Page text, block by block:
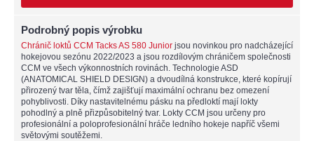
Podrobný popis výrobku
Chránič loktů CCM Tacks AS 580 Junior jsou novinkou pro nadcházející
hokejovou sezónu 2022/2023 a jsou rozdílovým chráničem společnosti
CCM ve všech výkonnostních rovinách. Technologie ASD
(ANATOMICAL SHIELD DESIGN) a dvoudílná konstrukce, které kopírují
přirozený tvar těla, čímž zajišťují maximální ochranu bez omezení
pohyblivosti. Díky nastavitelnému pásku na předloktí mají lokty
pohodlný a plně přizpůsobitelný tvar. Lokty CCM jsou určeny pro
profesionální a poloprofesionální hráče ledního hokeje napříč všemi
světovými soutěžemi.